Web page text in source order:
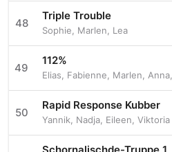
48
Triple Trouble
Sophie Marlen Lea
49
112%
Elias Fabienne Marlen Anna
50
Rapid Response Kubber
Yannik Nadja Eileen Viktoria
Schornalischde-Truppe 1